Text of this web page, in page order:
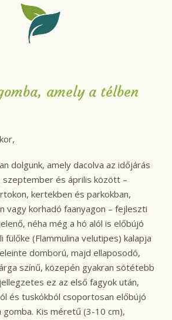
amely a télben
dolgunk, amely dacolva az időjárás
szeptember és április között –
kertekben és parkokban,
vagy korhadó faanyagon – fejleszti
néha még a hó alól is előbújó
(Flammulina velutipes) kalapja
domború, majd ellaposodó,
színű, közepén gyakran sötétebb
ez az első fagyok után,
és tuskókból csoportosan előbújó
gomba. Kis méretű (3-10 cm),